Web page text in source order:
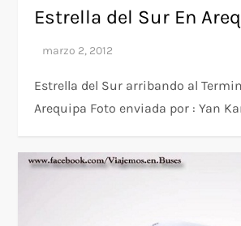
Estrella del Sur En
Estrella del Sur arribando al
Arequipa Foto enviada por : Yan